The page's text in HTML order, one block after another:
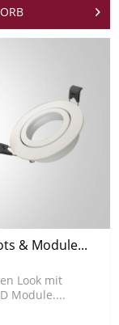
& Module...
Look mit
Module....